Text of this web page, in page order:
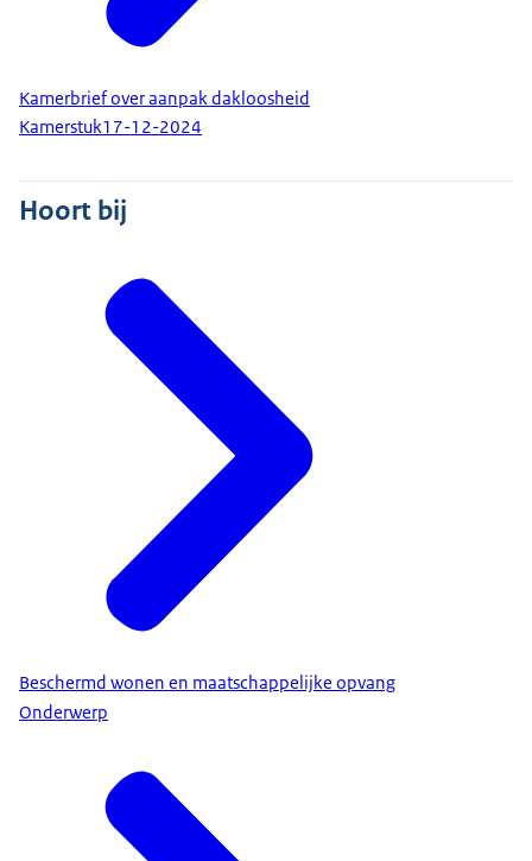
Kamerbrief over aanpak dakloosheid
Kamerstuk17-12-2024
Hoort bij
Beschermd wonen en maatschappelijke opvang
Onderwerp